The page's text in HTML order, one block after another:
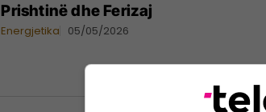
Prishtinë dhe Ferizaj
Energjetika 05/05/2026